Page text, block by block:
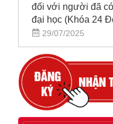
đối với người đã
đại học (Khóa 24
29/07/2025